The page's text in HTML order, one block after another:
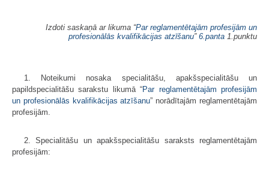
Izdoti saskaņā ar likuma “Par reglamentētajām profesijām un
profesionālās kvalifikācijas atzīšanu” 6.panta 1.punktu
1. Noteikumi nosaka specialitāšu, apakšspecialitāšu un
papildspecialitāšu sarakstu likumā “Par reglamentētajām profesijām
un profesionālās kvalifikācijas atzīšanu” norādītajām reglamentētajām
profesijām.
2. Specialitāšu un apakšspecialitāšu saraksts reglamentētajām
profesijām: